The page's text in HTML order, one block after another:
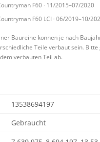
F60 · 11/2015–07/2020
F60 LCI · 06/2019–10/
Baureihe können je nach
Teile verbaut sein.
verbauten Teil ab.
13538694197
Gebraucht